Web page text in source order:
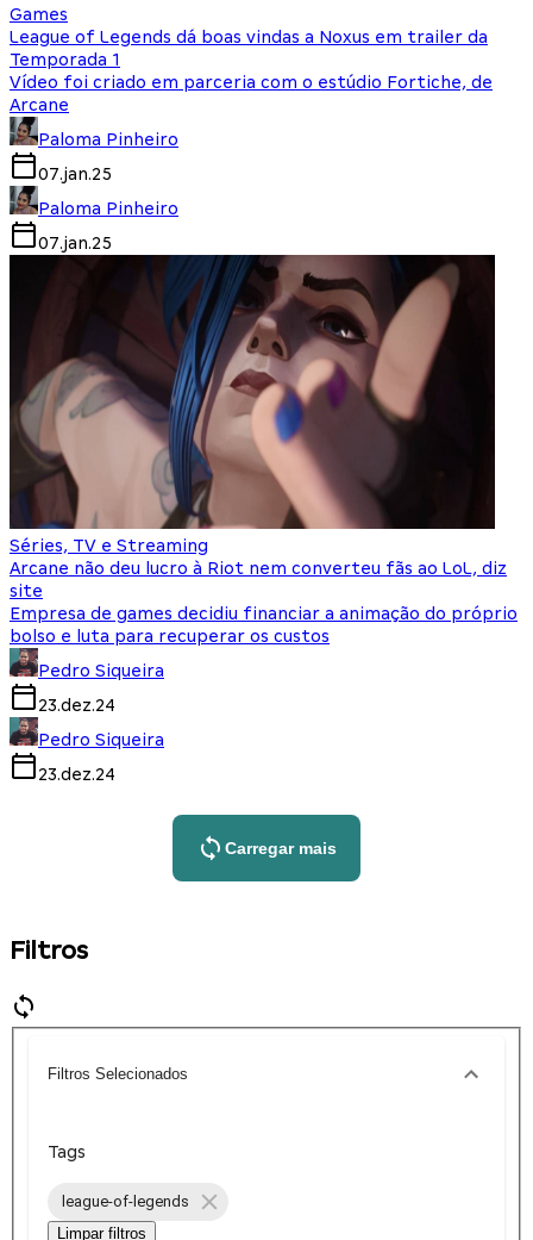
Games
League of Legends dá boas vindas a Noxus em trailer da
Temporada 1
Vídeo foi criado em parceria com o estúdio Fortiche, de
Arcane
Paloma Pinheiro
07.jan.25
Paloma Pinheiro
07.jan.25
Séries, TV e Streaming
Arcane não deu lucro à Riot nem converteu fãs ao LoL, diz
site
Empresa de games decidiu financiar a animação do próprio
bolso e luta para recuperar os custos
Pedro Siqueira
23.dez.24
Pedro Siqueira
23.dez.24
Carregar mais
Filtros
Filtros Selecionados
Tags
league-of-legends
Limpar filtros